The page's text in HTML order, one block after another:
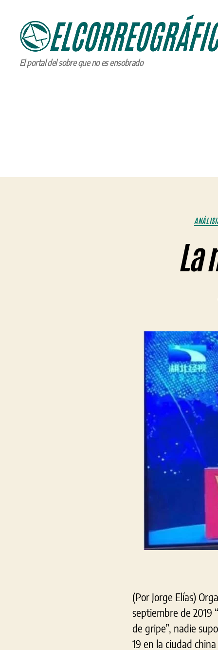
ELCORREOGRÁFICO
El portal del sobre que no es ensobrado
La
(Por Jorge Elías)
septiembre de 2019
de gripe”, nadie
19 en la ciudad